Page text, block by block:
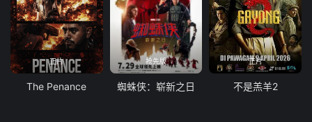
正片
The Penance
抢先版
蜘蛛侠：崭新之日
正片
不是羔羊2